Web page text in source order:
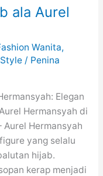
ala Aurel
Wanita,
Style/ Penina
Elegan
Hermansyah di
Aurel Hermansyah
yang selalu
hijab.
kerap menjadi